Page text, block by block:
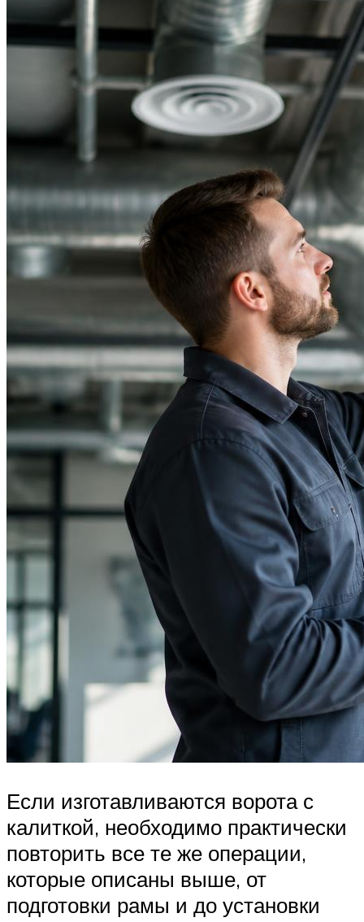
Если изготавливаются ворота с
калиткой, необходимо практически
повторить все те же операции,
которые описаны выше, от
подготовки рамы и до установки